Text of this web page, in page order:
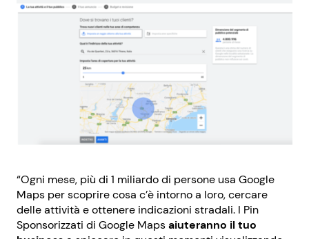
“Ogni mese, più di 1 miliardo di persone usa Google
Maps per scoprire cosa c’è intorno a loro, cercare
delle attività e ottenere indicazioni stradali. I Pin
Sponsorizzati di Google Mapsaiuteranno il tuo